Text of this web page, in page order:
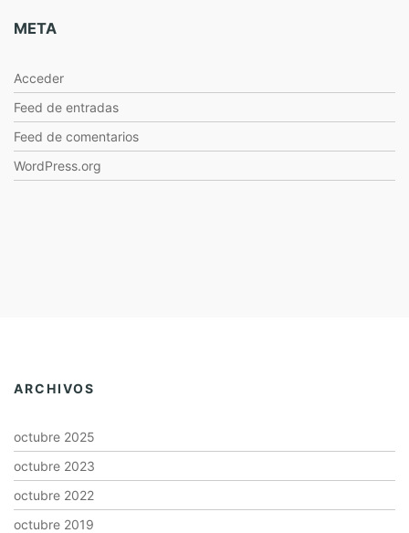
META
Acceder
Feed de entradas
Feed de comentarios
WordPress.org
ARCHIVOS
octubre 2025
octubre 2023
octubre 2022
octubre 2019